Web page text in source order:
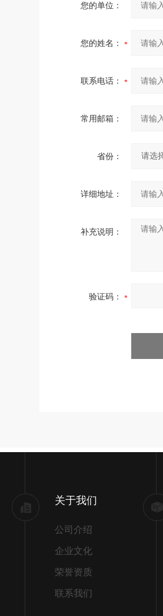
您的单位：
您的姓名：
联系电话：
常用邮箱：
省份：
详细地址：
补充说明：
验证码：
关于我们
公司介绍
企业文化
荣誉资质
联系我们